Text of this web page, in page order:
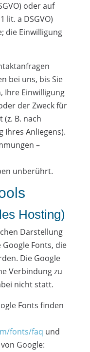
oder auf
lit. a DSGVO)
die Einwilligung
bei uns, bis Sie
Ihre Einwilligung
der Zweck für
B. nach
Ihres Anliegens).
–
unberührt.
Hosting)
Darstellung
Fonts, die
Die Google
Verbindung zu
nicht statt.
Fonts finden
fonts/faq und
Google: